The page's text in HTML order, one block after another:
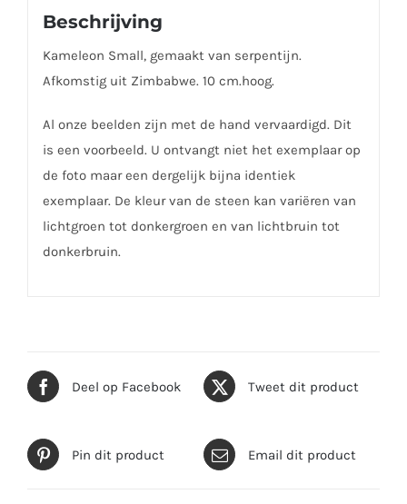
Beschrijving
Kameleon Small, gemaakt van serpentijn.
Afkomstig uit Zimbabwe. 10 cm.hoog.
Al onze beelden zijn met de hand vervaardigd. Dit
is een voorbeeld. U ontvangt niet het exemplaar op
de foto maar een dergelijk bijna identiek
exemplaar. De kleur van de steen kan variëren van
lichtgroen tot donkergroen en van lichtbruin tot
donkerbruin.
Deel op Facebook Tweet dit product
Pin dit product Email dit product